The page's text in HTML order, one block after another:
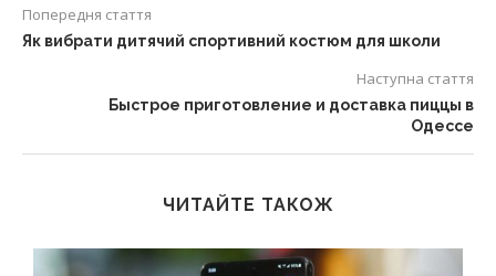
Попередня стаття
Як вибрати дитячий спортивний костюм для школи
Наступна стаття
Быстрое приготовление и доставка пиццы в
Одессе
ЧИТАЙТЕ ТАКОЖ